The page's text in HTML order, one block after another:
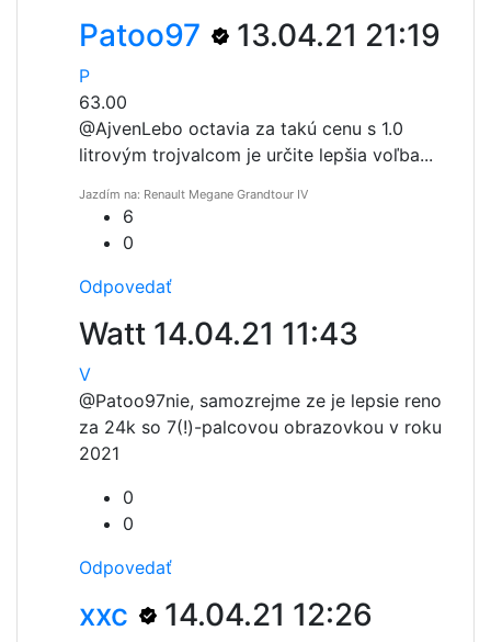
Patoo97 13.04.21 21:19
P
63.00
@AjvenLebo octavia za takú cenu s 1.0
litrovým trojvalcom je určite lepšia voľba...
Jazdím na: Renault Megane Grandtour IV
6
0
Odpovedať
Watt 14.04.21 11:43
V
@Patoo97nie, samozrejme ze je lepsie reno
za 24k so 7(!)-palcovou obrazovkou v roku
2021
0
0
Odpovedať
xxc 14.04.21 12:26